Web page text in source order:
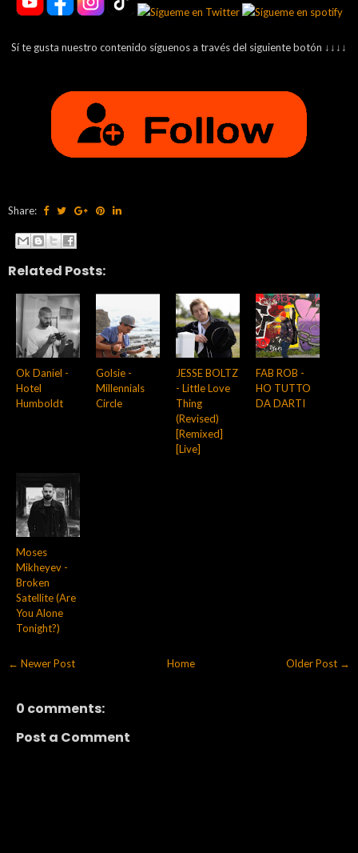
Sí te gusta nuestro contenido síguenos a través del siguiente botón ↓↓↓↓
Share:
Related Posts:
Ok Daniel -
Hotel
Humboldt
Golsie -
Millennials
Circle
JESSE BOLTZ
- Little Love
Thing
(Revised)
[Remixed]
[Live]
FAB ROB -
HO TUTTO
DA DARTI
Moses
Mikheyev -
Broken
Satellite (Are
You Alone
Tonight?)
← Newer Post Older Post →
Home
0 comments:
Post a Comment